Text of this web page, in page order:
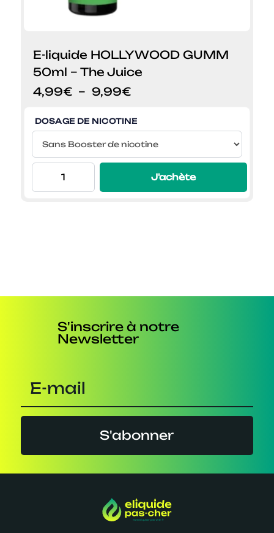
E-liquide HOLLYWOOD GUMM
50ml – The Juice
4,99€ – 9,99€Plage
prix :
4,99€
à
9,99€
DOSAGE DE NICOTINE
J'achète
S'inscrire à notre
Newsletter
S'abonner